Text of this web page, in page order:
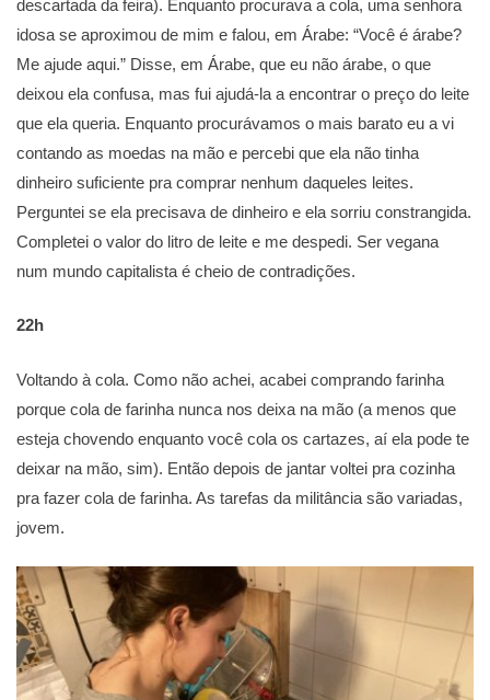
descartada da feira). Enquanto procurava a cola, uma senhora
idosa se aproximou de mim e falou, em Árabe: “Você é árabe?
Me ajude aqui.” Disse, em Árabe, que eu não árabe, o que
deixou ela confusa, mas fui ajudá-la a encontrar o preço do leite
que ela queria. Enquanto procurávamos o mais barato eu a vi
contando as moedas na mão e percebi que ela não tinha
dinheiro suficiente pra comprar nenhum daqueles leites.
Perguntei se ela precisava de dinheiro e ela sorriu constrangida.
Completei o valor do litro de leite e me despedi. Ser vegana
num mundo capitalista é cheio de contradições.
22h
Voltando à cola. Como não achei, acabei comprando farinha
porque cola de farinha nunca nos deixa na mão (a menos que
esteja chovendo enquanto você cola os cartazes, aí ela pode te
deixar na mão, sim). Então depois de jantar voltei pra cozinha
pra fazer cola de farinha. As tarefas da militância são variadas,
jovem.